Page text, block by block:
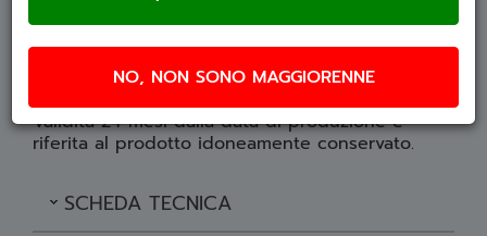
Validità 24 mesi dalla data di produzione è
riferita al prodotto idoneamente conservato.
SCHEDA TECNICA
NO, NON SONO MAGGIORENNE